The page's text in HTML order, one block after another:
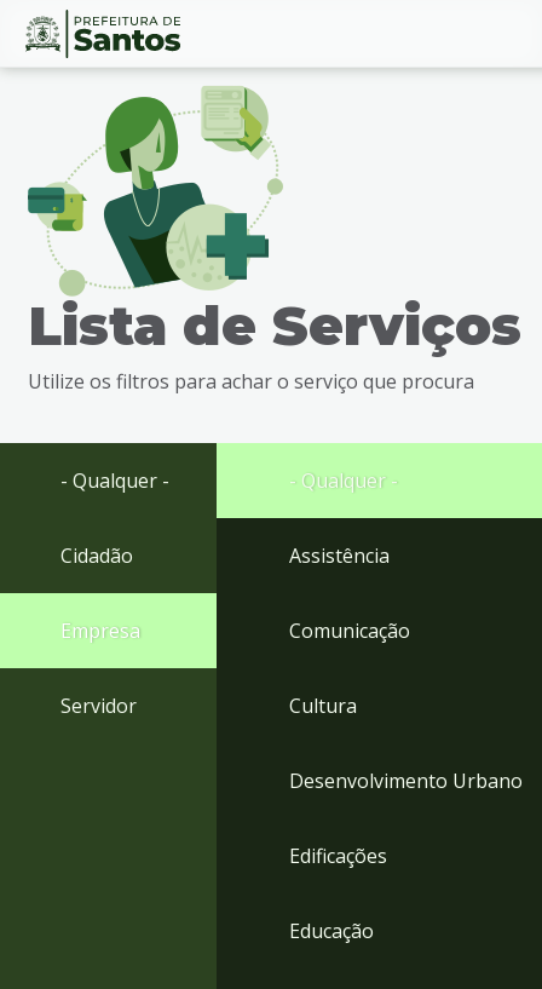
Ir
busca
Ir
Conteúdo
Lista de Serviços
Utilize os filtros para achar o serviço que procura
- Qualquer -
Cidadão
Empresa
Servidor
- Qualquer -
Assistência
Comunicação
Cultura
Desenvolvimento Urbano
Edificações
Educação